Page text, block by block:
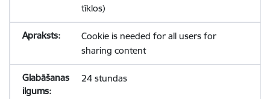
tīklos)
Cookie is needed for all users for
sharing content
24 stundas